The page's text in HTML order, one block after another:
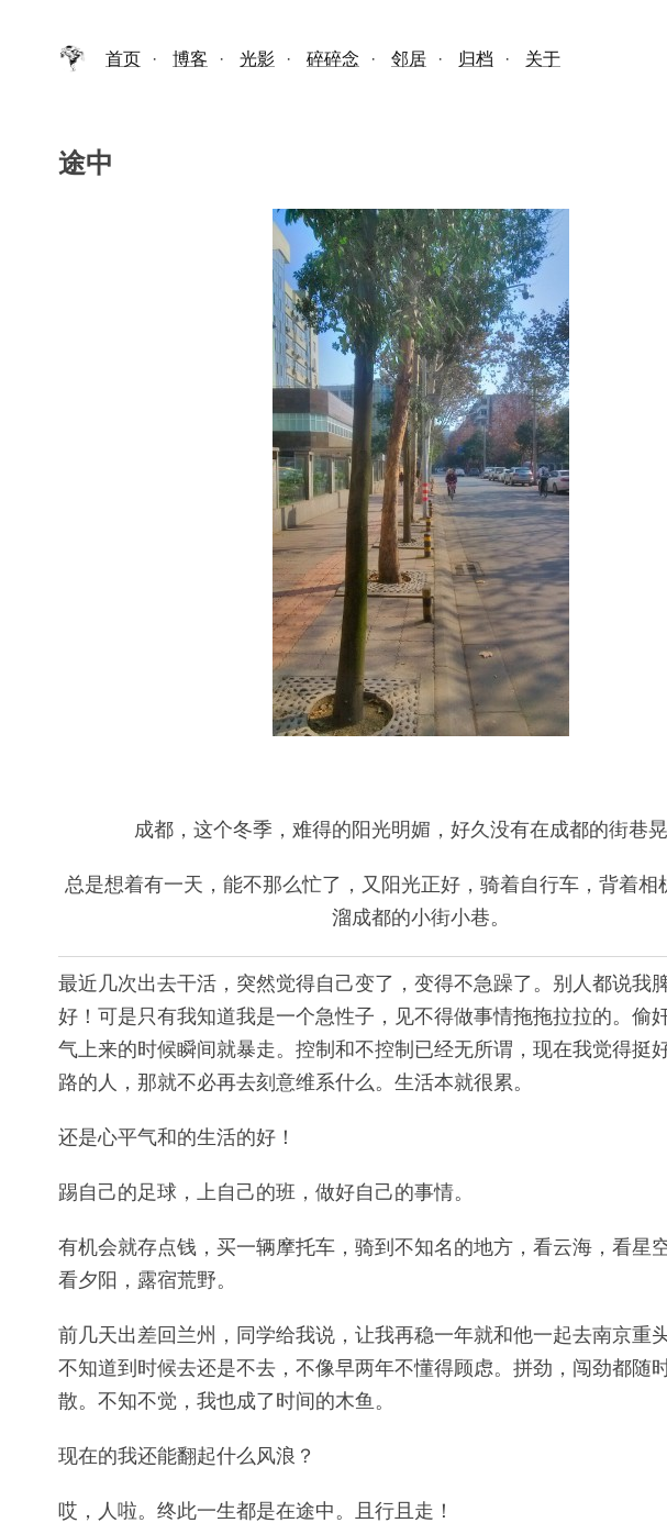
首页 · 博客 · 光影 · 碎碎念 · 邻居 · 归档 · 关于
途中
成都，这个冬季，难得的阳光明媚，好久没有在成都的街巷晃
总是想着有一天，能不那么忙了，又阳光正好，骑着自行车，背着相
溜成都的小街小巷。
最近几次出去干活，突然觉得自己变了，变得不急躁了。别人都说我
好！可是只有我知道我是一个急性子，见不得做事情拖拖拉拉的。偷
气上来的时候瞬间就暴走。控制和不控制已经无所谓，现在我觉得挺
路的人，那就不必再去刻意维系什么。生活本就很累。
还是心平气和的生活的好！
踢自己的足球，上自己的班，做好自己的事情。
有机会就存点钱，买一辆摩托车，骑到不知名的地方，看云海，看星
看夕阳，露宿荒野。
前几天出差回兰州，同学给我说，让我再稳一年就和他一起去南京重
不知道到时候去还是不去，不像早两年不懂得顾虑。拼劲，闯劲都随
散。不知不觉，我也成了时间的木鱼。
现在的我还能翻起什么风浪？
哎，人啦。终此一生都是在途中。且行且走！